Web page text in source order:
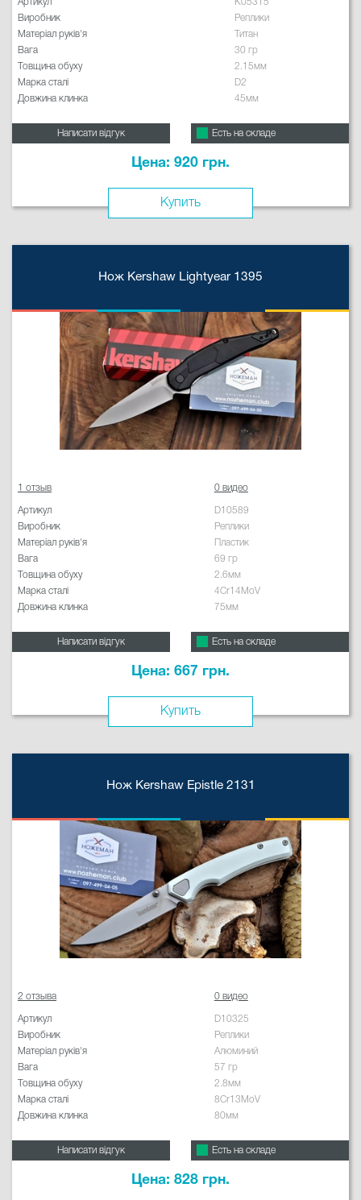
Артикул
K05315
Виробник
Реплики
Матеріал руків'я
Титан
Вага
30 гр
Товщина обуху
2.15мм
Марка сталі
D2
Довжина клинка
45мм
Написати відгук Есть на складе
Цена: 920 грн.
Купить
Нож Kershaw Lightyear 1395
1 отзыв 0 видео
Артикул
D10589
Виробник
Реплики
Матеріал руків'я
Пластик
Вага
69 гр
Товщина обуху
2.6мм
Марка сталі
4Cr14MoV
Довжина клинка
75мм
Написати відгук Есть на складе
Цена: 667 грн.
Купить
Нож Kershaw Epistle 2131
2 отзыва 0 видео
Артикул
D10325
Виробник
Реплики
Матеріал руків'я
Алюминий
Вага
57 гр
Товщина обуху
2.8мм
Марка сталі
8Cr13MoV
Довжина клинка
80мм
Написати відгук Есть на складе
Цена: 828 грн.